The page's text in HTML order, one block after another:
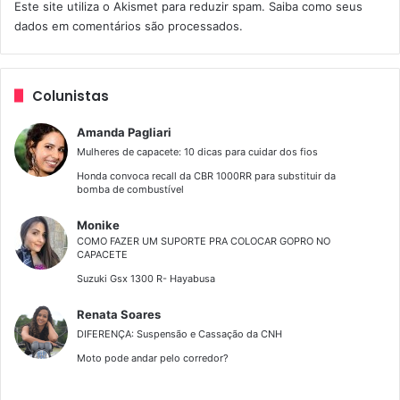
Assim, durante a tarde a prova de navegação consiste em
várias provas que você realiza com a equipe e faz uma
temos uma prova de inglês e por fim o resultado do dia
com a somatória de todas as provas.
O resultado determina os pilotos que passam para o
segundo dia de prova, os outros são desclassificados, no
novamente.
A prova do segundo dia é um circuito de habilidade, onde
obstáculos e realizar tudo isso no menor tempo possível.
Dessa forma, todos os erros geram pontos e ao final da
prova os pontos são multiplicados pelo tempo, portanto
Este site utiliza o Akismet para reduzir spam. Saiba como seus
dados em comentários são processados.
Colunistas
Amanda Pagliari
Mulheres de capacete: 10 dicas para cuidar dos fios
Honda convoca recall da CBR 1000RR para substituir da
bomba de combustível
Monike
COMO FAZER UM SUPORTE PRA COLOCAR GOPRO NO
CAPACETE
Suzuki Gsx 1300 R- Hayabusa
Renata Soares
DIFERENÇA: Suspensão e Cassação da CNH
Moto pode andar pelo corredor?